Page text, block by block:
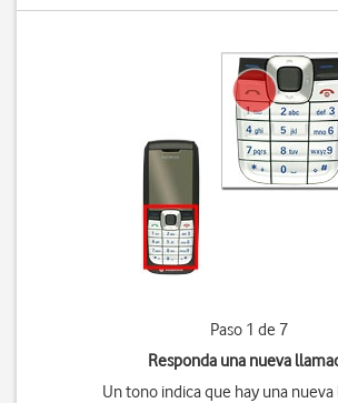
Paso 1 de 7
Responda una nueva
Un tono indica que hay una